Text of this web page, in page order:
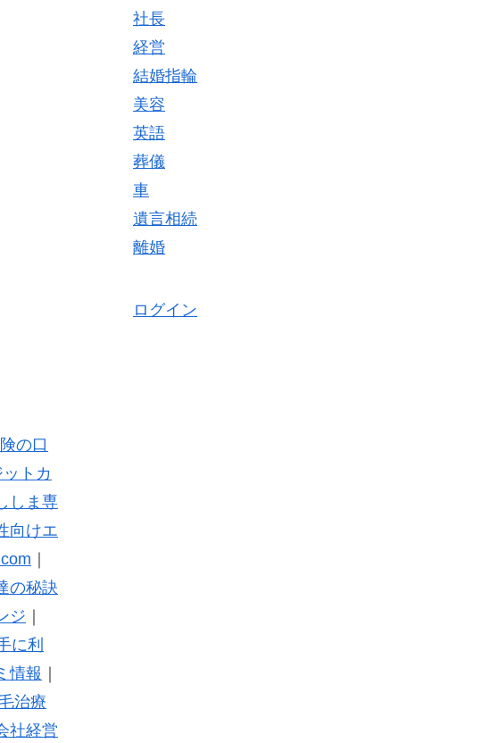
社長
経営
結婚指輪
美容
英語
葬儀
車
遺言相続
離婚
ログイン
の口
トカ
しま専
向けエ
の秘訣
ジ
に利
情報
治療
社経営